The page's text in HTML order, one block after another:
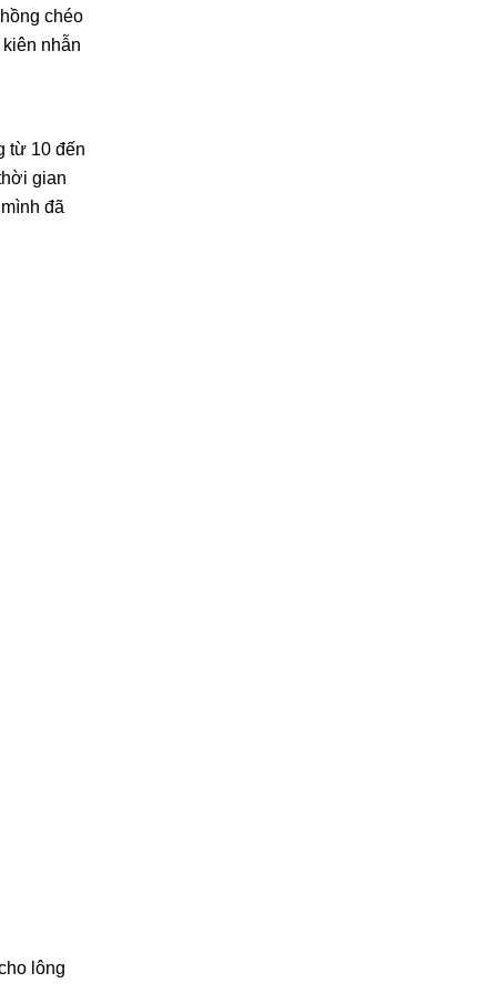
chéo
nhẫn
từ 10 đến
gian
đã
lông